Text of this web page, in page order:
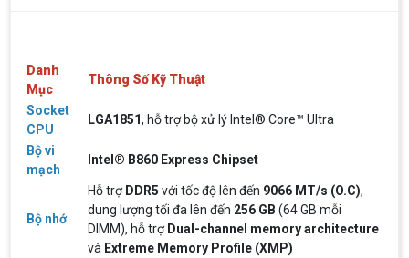
Danh
Mục
Thông Số Kỹ Thuật
Socket
CPU
LGA1851, hỗ trợ bộ xử lý Intel® Core™ Ultra
Bộ vi
mạch
Intel® B860 Express Chipset
Bộ nhớ
Hỗ trợDDR5 với tốc độ lên đến 9066 MT/s (O.C),
dung lượng tối đa lên đến 256 GB (64 GB mỗi
DIMM), hỗ trợDual-channel memory architecture
và Extreme Memory Profile (XMP)